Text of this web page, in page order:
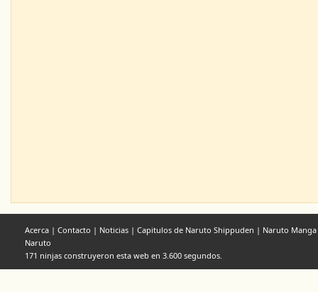
Acerca | Contacto | Noticias | Capitulos de Naruto Shippuden | Naruto Manga
Naruto
171 ninjas construyeron esta web en 3.600 segundos.